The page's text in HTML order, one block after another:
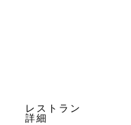
レストラン
詳細